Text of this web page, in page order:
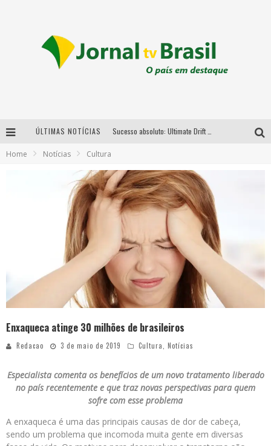
ÚLTIMAS NOTÍCIAS
Em abril, Boulevard Shopping BH realiza sorteio de TVs 4K
Home Notícias Cultura
Enxaqueca atinge 30 milhões de brasileiros
Redacao 3 de maio de 2019 Cultura, Notícias
Especialista comenta os benefícios de um novo tratamento liberado
no país recentemente e que traz novas perspectivas para quem
sofre com esse problema
A enxaqueca é uma das principais causas de dor de cabeça,
sendo um problema que incomoda muita gente em diversas